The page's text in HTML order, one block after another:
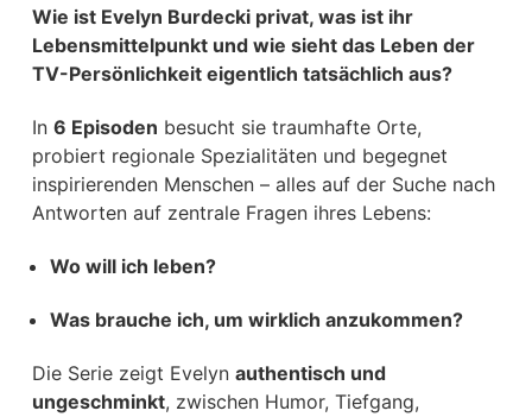
Wie ist Evelyn Burdecki privat, was ist ihr
Lebensmittelpunkt und wie sieht das Leben der
TV-Persönlichkeit eigentlich tatsächlich aus?
In 6 Episoden besucht sie traumhafte Orte,
probiert regionale Spezialitäten und begegnet
inspirierenden Menschen – alles auf der Suche nach
Antworten auf zentrale Fragen ihres Lebens:
Wo will ich leben?
Was brauche ich, um wirklich anzukommen?
Die Serie zeigt Evelyn authentisch und
ungeschminkt, zwischen Humor, Tiefgang,